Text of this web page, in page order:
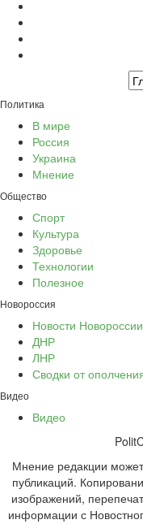
Политика
В мире
Россия
Украина
Мнение
Общество
Спорт
Культура
Здоровье
Технологии
Полезное
Новороссия
Новости Новороссии
ДНР
ЛНР
Сводки от
Видео
Видео
Мнение редакции
публикаций.
изображений,
информации с